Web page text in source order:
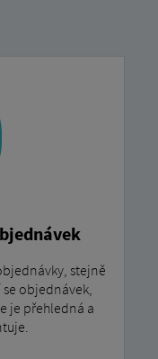
stejně
objednávek,
je přehledná a